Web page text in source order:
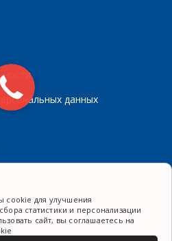
данных
cookie для улучшения
статистики и персонализации
сайт, вы соглашаетесь на